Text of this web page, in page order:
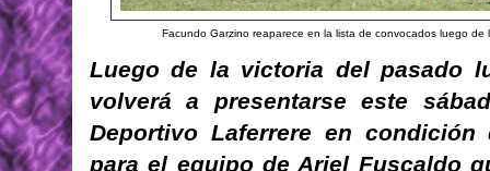
Facundo Garzino reaparece en la lista de convocados luego
Luego de la victoria del pasado
volverá a presentarse este
Deportivo Laferrere en
para el equipo de Ariel Fuscaldo